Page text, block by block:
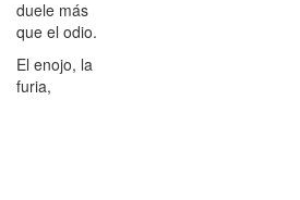
duele más
que el odio.
El enojo, la
furia,